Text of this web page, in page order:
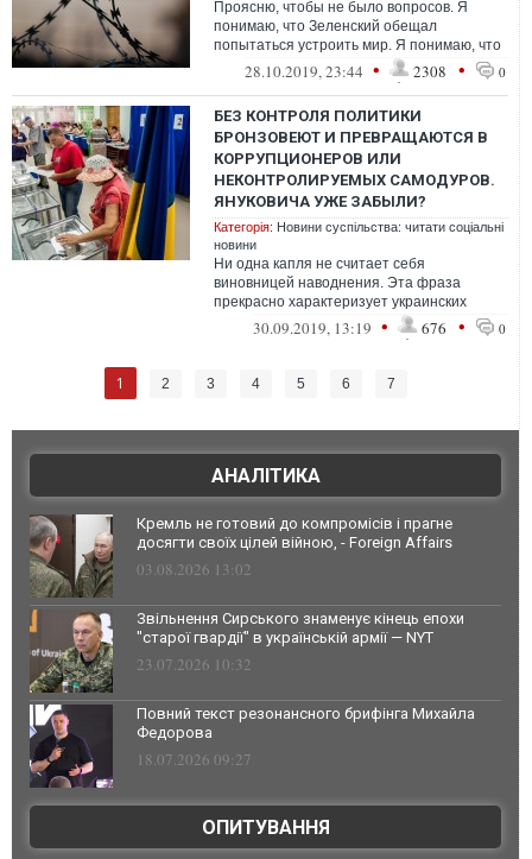
Проясню, чтобы не было вопросов. Я
понимаю, что Зеленский обещал
попытаться устроить мир. Я понимаю, что
он пробует выполнить предвыборное
28.10.2019, 23:44 • 2308 • 0
БЕЗ КОНТРОЛЯ ПОЛИТИКИ
БРОНЗОВЕЮТ И ПРЕВРАЩАЮТСЯ В
КОРРУПЦИОНЕРОВ ИЛИ
НЕКОНТРОЛИРУЕМЫХ САМОДУРОВ.
ЯНУКОВИЧА УЖЕ ЗАБЫЛИ?
Категорія: Новини суспільства: читати соціальні
новини
Ни одна капля не считает себя
виновницей наводнения. Эта фраза
прекрасно характеризует украинских
избирателей.
30.09.2019, 13:19 • 676 • 0
1 2 3 4 5 6 7
АНАЛІТИКА
Кремль не готовий до компромісів і прагне
досягти своїх цілей війною, - Foreign Affairs
03.08.2026 13:02
Звільнення Сирського знаменує кінець епохи
"старої гвардії" в українській армії — NYT
23.07.2026 10:32
Повний текст резонансного брифінга Михайла
Федорова
18.07.2026 09:27
ОПИТУВАННЯ